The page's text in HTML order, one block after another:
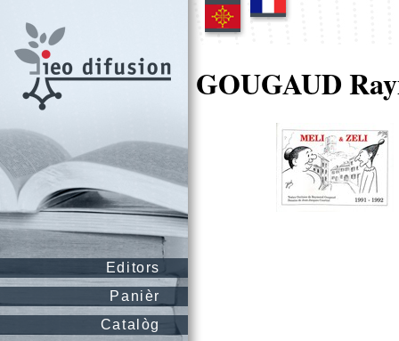
Editors
Panièr
Catalòg
GOUGAUD